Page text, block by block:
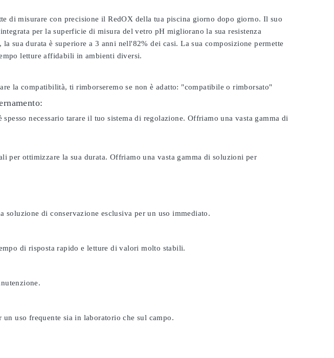
di misurare con precisione il RedOX della tua piscina giorno dopo giorno. Il suo
per la superficie di misura del vetro pH migliorano la sua resistenza
sua durata è superiore a 3 anni nell'82% dei casi. La sua composizione permette
letture affidabili in ambienti diversi.
la compatibilità, ti rimborseremo se non è adatto: "compatibile o rimborsato"
necessario tarare il tuo sistema di regolazione. Offriamo una vasta gamma di
per ottimizzare la sua durata. Offriamo una vasta gamma di soluzioni per
soluzione di conservazione esclusiva per un uso immediato.
di risposta rapido e letture di valori molto stabili.
uso frequente sia in laboratorio che sul campo.